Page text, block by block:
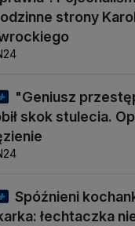
strony
"Geniusz
skok stulecia.
Spóźnieni
łechtaczka